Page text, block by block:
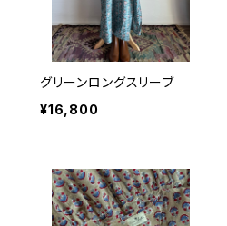
グリーンロングスリーブ
¥16,800